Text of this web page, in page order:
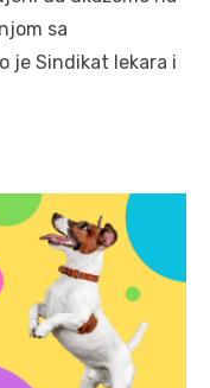
sa
je Sindikat lekara i